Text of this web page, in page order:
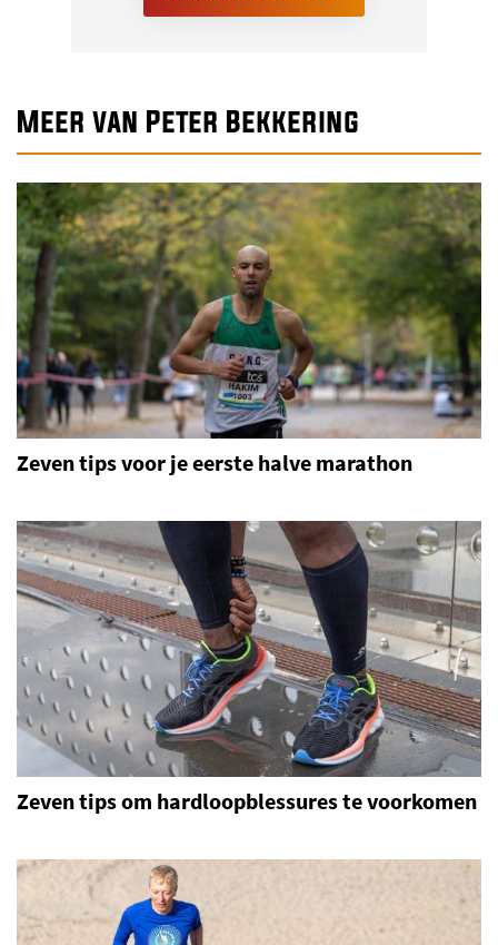
Meer van Peter Bekkering
Zeven tips voor je eerste halve marathon
Zeven tips om hardloopblessures te voorkomen